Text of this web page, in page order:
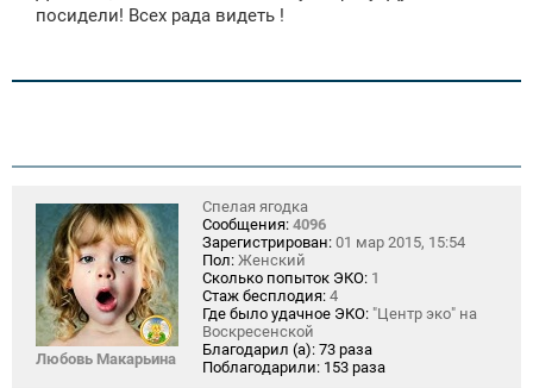
щ
е
посидели! Всех рада видеть !
Любовь Макарьина
Спелая ягодка
Сообщения: 4096
Зарегистрирован: 01 мар 2015, 15:54
Пол: Женский
Сколько попыток ЭКО: 1
Стаж бесплодия: 4
Где было удачное ЭКО: "Центр эко" на
Воскресенской
Благодарил (а): 73 раза
Поблагодарили: 153 раза